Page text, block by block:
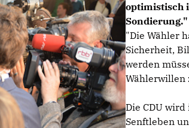
optimistisch
Sondierung."
"Die Wähler
Sicherheit,
werden
Wählerwillen
Die CDU
Senftleben